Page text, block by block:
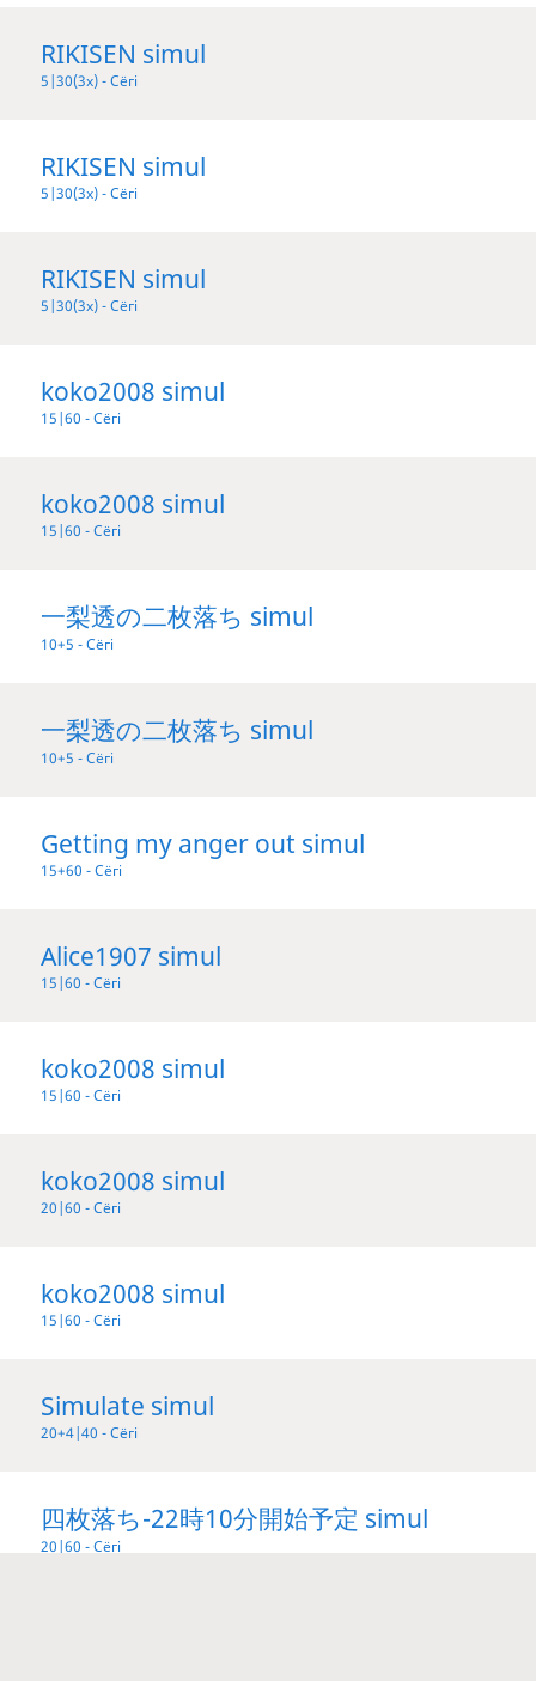
RIKISEN simul
5|30(3x) - Сёгі
RIKISEN simul
5|30(3x) - Сёгі
RIKISEN simul
5|30(3x) - Сёгі
koko2008 simul
15|60 - Сёгі
koko2008 simul
15|60 - Сёгі
一梨透の二枚落ち simul
10+5 - Сёгі
一梨透の二枚落ち simul
10+5 - Сёгі
Getting my anger out simul
15+60 - Сёгі
Alice1907 simul
15|60 - Сёгі
koko2008 simul
15|60 - Сёгі
koko2008 simul
20|60 - Сёгі
koko2008 simul
15|60 - Сёгі
Simulate simul
20+4|40 - Сёгі
四枚落ち-22時10分開始予定 simul
20|60 - Сёгі